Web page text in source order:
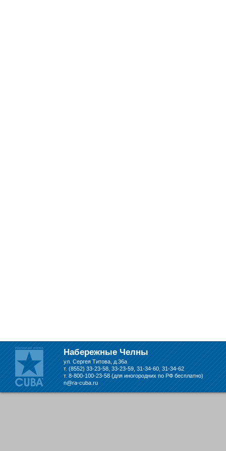
Набережные Челны
ул. Сергея Титова, д.36а
т. (8552) 33-23-58, 33-23-59, 31-34-60, 31-34-62
т. 8-800-100-23-58 (для иногородних по РФ бесплатно)
n@ra-cuba.ru